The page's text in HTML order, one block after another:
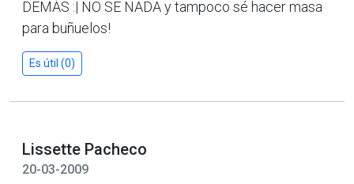
DEMÁS :| NO SE NADA y tampoco sé hacer masa
para buñuelos!
Es útil (0)
Lissette Pacheco
20-03-2009